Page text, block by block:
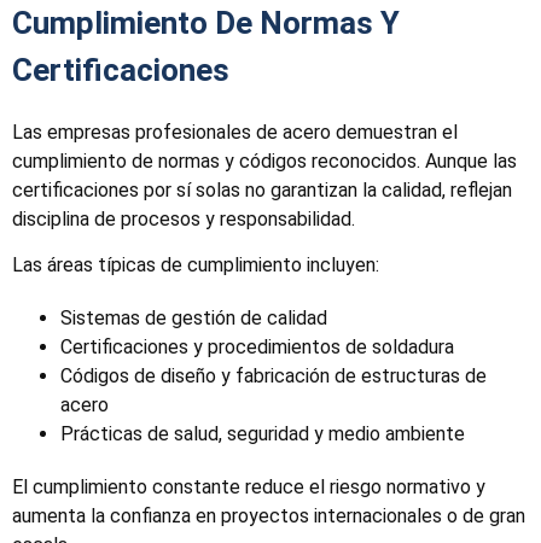
Cumplimiento De Normas Y
Certificaciones
Las empresas profesionales de acero demuestran el
cumplimiento de normas y códigos reconocidos. Aunque las
certificaciones por sí solas no garantizan la calidad, reflejan
disciplina de procesos y responsabilidad.
Las áreas típicas de cumplimiento incluyen:
Sistemas de gestión de calidad
Certificaciones y procedimientos de soldadura
Códigos de diseño y fabricación de estructuras de
acero
Prácticas de salud, seguridad y medio ambiente
El cumplimiento constante reduce el riesgo normativo y
aumenta la confianza en proyectos internacionales o de gran